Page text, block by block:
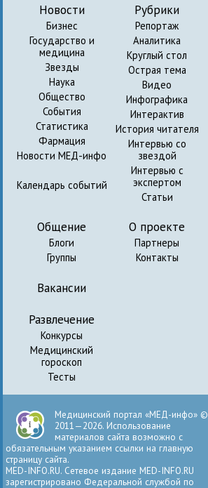
Новости
Бизнес
Государство и
медицина
Звезды
Наука
Общество
События
Статистика
Фармация
Новости МЕД-инфо
Календарь событий
Рубрики
Репортаж
Аналитика
Круглый стол
Острая тема
Видео
Инфографика
Интерактив
История читателя
Интервью со
звездой
Интервью с
экспертом
Статьи
Общение
Блоги
Группы
Вакансии
Развлечение
Конкурсы
Медицинский
гороскоп
Тесты
О проекте
Партнеры
Контакты
Медицинский портал «МЕД-инфо» ©
2011—2026. Использование
материалов сайта возможно с
обязательным указанием ссылки на главную
страницу сайта.
MED-INFO.RU. Сетевое издание MED-INFO.RU
зарегистрировано Федеральной службой по